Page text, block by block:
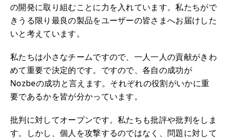
の開発に取り組むことに力を入れています。私たちがで
きうる限り最良の製品をユーザーの皆さまへお届けした
いと考えています。
私たちは小さなチームですので、一人一人の貢献がきわ
めて重要で決定的です。ですので、各自の成功が
Nozbeの成功と言えます。それぞれの役割がいかに重
要であるかを皆が分かっています。
批判に対してオープンです。私たちも批評や批判をしま
す。しかし、個人を攻撃するのではなく、問題に対して